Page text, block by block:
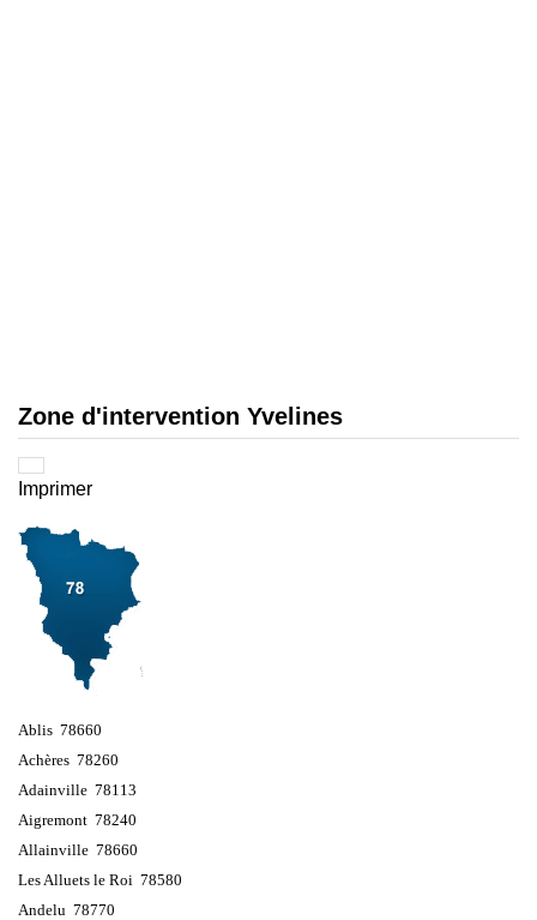
Zone d'intervention Yvelines
Imprimer
Ablis 78660
Achères 78260
Adainville 78113
Aigremont 78240
Allainville 78660
Les Alluets le Roi 78580
Andelu 78770